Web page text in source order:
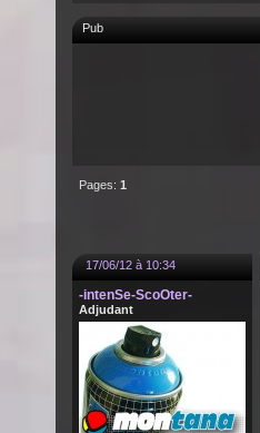
Pub
Pages: 1
17/06/12 à 10:34
-intenSe-ScoOter-
Adjudant